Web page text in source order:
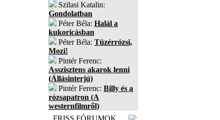
Szilasi Katalin:
Gondolatban
Péter Béla: Halál a
kukoricásban
Péter Béla: Tüzérrózsi,
Mozi!
Pintér Ferenc:
Asszisztens akarok lenni
(Állásinterjú)
Pintér Ferenc: Billy és a
rózsapatron (A
westernfilmről)
FRISS FÓRUMOK